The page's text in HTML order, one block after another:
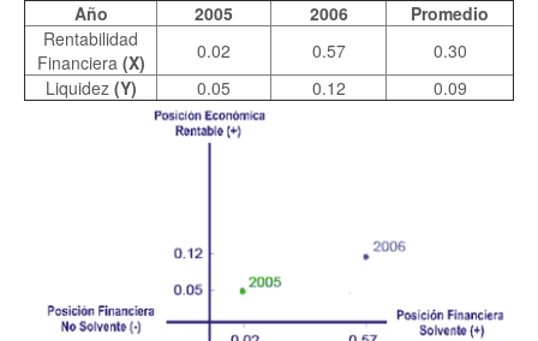
Año
2005 2006
Promedio
Rentabilidad
Financiera (X) 0.02 0.57
0.30
Liquidez (Y) 0.05 0.12 0.09